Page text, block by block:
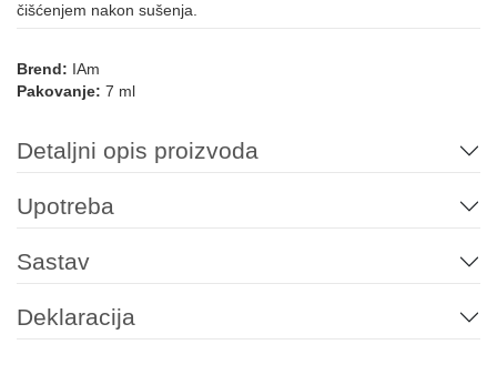
čišćenjem nakon sušenja.
Brend: IAm
Pakovanje: 7 ml
Detaljni opis proizvoda
Upotreba
Sastav
Deklaracija